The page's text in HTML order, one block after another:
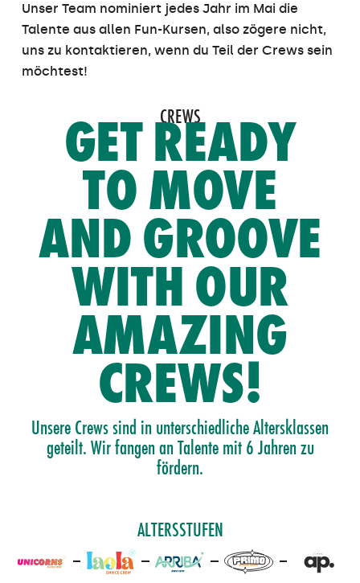
Unser Team nominiert jedes Jahr im Mai die
Talente aus allen Fun-Kursen, also zögere nicht,
uns zu kontaktieren, wenn du Teil der Crews sein
möchtest!
CREWS
GET READY
TO MOVE
AND GROOVE
WITH OUR
AMAZING
CREWS!
Unsere Crews sind in unterschiedliche Altersklassen
geteilt. Wir fangen an Talente mit 6 Jahren zu
fördern.
ALTERSSTUFEN